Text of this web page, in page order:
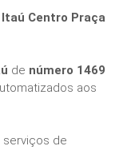
Itaú Centro Praça
de número 1469
aos
serviços de